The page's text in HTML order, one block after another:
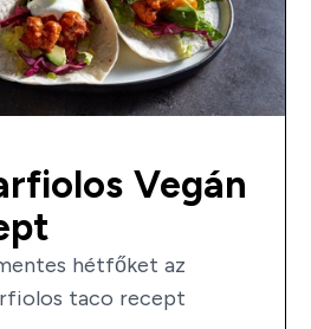
Vegán
hétfőket az
taco recept